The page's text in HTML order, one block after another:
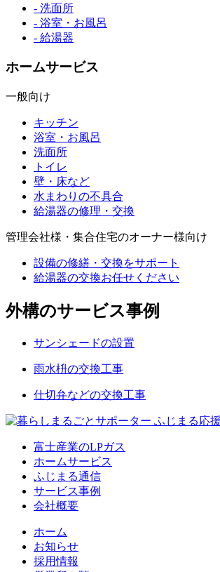
- 洗面所
- 浴室・お風呂
- 給湯器
ホームサービス
一般向け
キッチン
浴室・お風呂
洗面所
トイレ
壁・床など
水まわりの不具合
給湯器の修理・交換
管理会社様・集合住宅のオーナー様向け
設備の修繕・交換をサポート
給湯器の交換お任せください
外構のサービス事例
サンシェードの設置
雨水枡の交換工事
仕切弁などの交換工事
富士産業のLPガス
ホームサービス
ふじまる通信
サービス事例
会社概要
ホーム
お知らせ
採用情報